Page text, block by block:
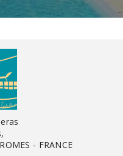
- FRANCE